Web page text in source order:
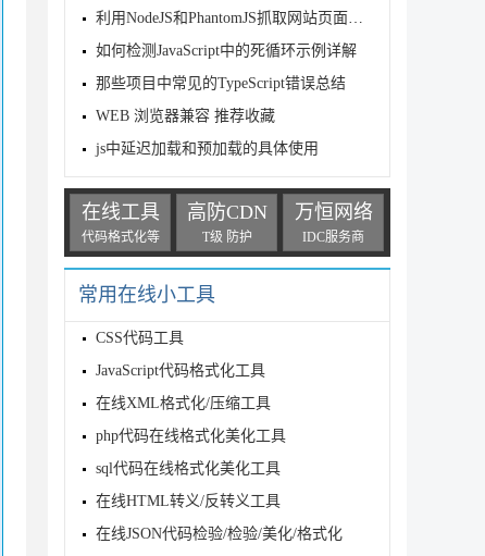
利用NodeJS和PhantomJS抓取网站页面信息以及网站截图
如何检测JavaScript中的死循环示例详解
那些项目中常见的TypeScript错误总结
WEB 浏览器兼容 推荐收藏
js中延迟加载和预加载的具体使用
在线工具
代码格式化等
高防CDN
T级 防护
万恒网络
IDC服务商
常用在线小工具
CSS代码工具
JavaScript代码格式化工具
在线XML格式化/压缩工具
php代码在线格式化美化工具
sql代码在线格式化美化工具
在线HTML转义/反转义工具
在线JSON代码检验/检验/美化/格式化